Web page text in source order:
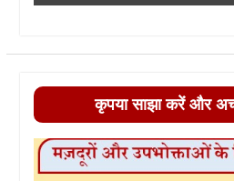
कृपया साझा करें और